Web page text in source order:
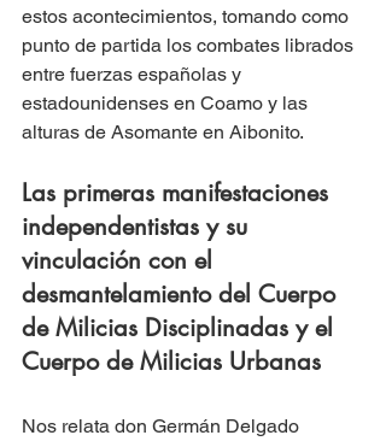
estos acontecimientos, tomando como
punto de partida los combates librados
entre fuerzas españolas y
estadounidenses en Coamo y las
alturas de Asomante en Aibonito.
Las primeras manifestaciones
independentistas y su
vinculación con el
desmantelamiento del Cuerpo
de Milicias Disciplinadas y el
Cuerpo de Milicias Urbanas
Nos relata don Germán Delgado